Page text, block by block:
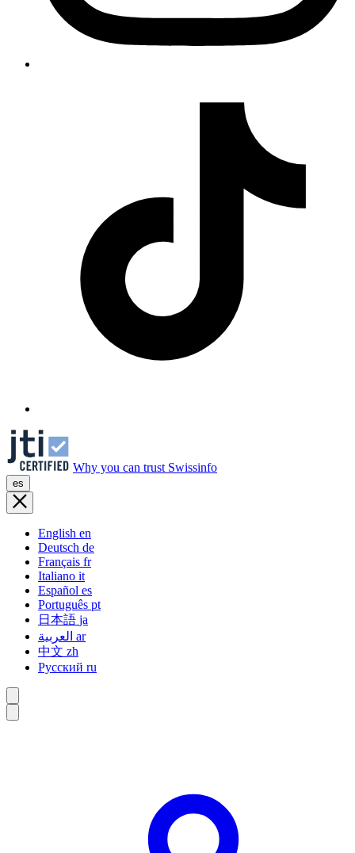
Why you can trust Swissinfo
es
English en
Deutsch de
Français fr
Italiano it
Español es
Português pt
日本語 ja
ar
中文 zh
Русский ru